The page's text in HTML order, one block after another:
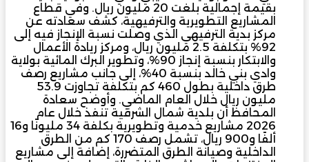
بقيمة إجمالية بلغت 20 مليون ريال. وفي قطاع
المشاريع التطويرية والترفيهية، كشف سعادته عن
مركز بدية الترفيهي الذي وصلت نسبة الإنجاز فيه إلى
92% بتكلفة 2.5 مليون ريال، ومركز ريادة الأعمال
والابتكار بنسبة إنجاز 90%، وتطوير البرك المائية بولاية
وادي بني خالد بنسبة 40%، إلى جانب مشاريع رصف
طرق داخلية بطول 460 كم بتكلفة تجاوزت 53.9
مليون ريال خلال العام الماضي. وأوضح سعادة
المحافظ أن بلدية شمال الشرقية تنفذ خلال عام
2026 مشاريع خدمية وتطويرية بكلفة 34 مليونًا و16
ألفًا و900 ريال، تشمل رصف 170 كم من الطرق
الداخلية وصيانة الطرق المتضررة، إضافة إلى مشاريع